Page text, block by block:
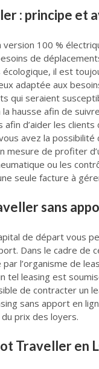
: principe et
100 %
de
il est
adaptée aux
qui seraient
hausse afin de
d’aider les
avez la possibilité
mesure de profiter
ou les
seule facture à
sans
de départ vous
Dans le cadre de
l’organisme de
tel leasing est
de contracter
sans apport en
prix des loyers.
Traveller en